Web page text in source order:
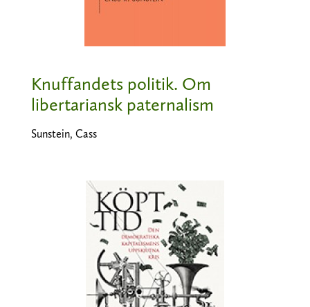
Knuffandets politik. Om
libertariansk paternalism
Sunstein, Cass